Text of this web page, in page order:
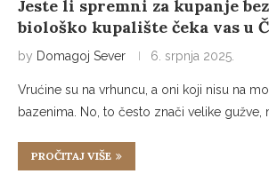
Jeste li spremni za kupanje
biološko kupalište čeka vas u
by Domagoj Sever 6. srpnja 2025.
Vrućine su na vrhuncu, a oni koji nisu na
bazenima. No, to često znači velike gužve,
PROČITAJ VIŠE